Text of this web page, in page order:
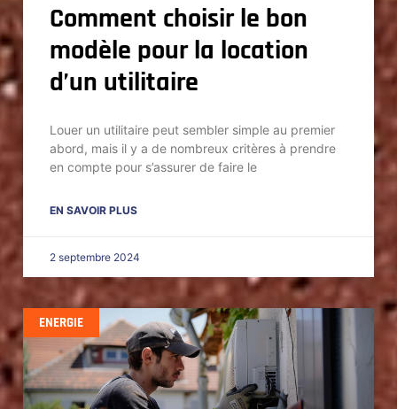
Comment choisir le bon
modèle pour la location
d’un utilitaire
Louer un utilitaire peut sembler simple au premier
abord, mais il y a de nombreux critères à prendre
en compte pour s’assurer de faire le
EN SAVOIR PLUS
2 septembre 2024
ENERGIE